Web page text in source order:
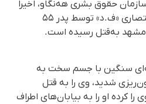
حقوق بشری هه‌نگاو، اخیرا
یک زن ۲۹ ساله با هویت اختصاری «ف.د» توسط پدر ۵۵
مشهد به‌قتل رسیده است.
سنگین با جسم سخت به
شدید، وی را به قتل
کردە او را به بیابان‌های اطراف